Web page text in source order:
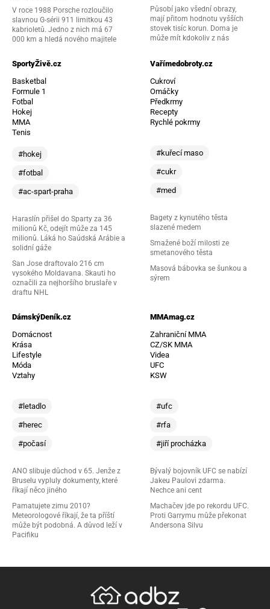
V roce 1988 Porsche rozloučilo
slavnou G-sérii 911 limitkou 43
kabrioletů. Jedno z nich má 67
000 km a hledá nového majitele
Působí jako všední obrazy,
mají přitom hodnotu vyšších
stovek tisíc korun. Doma je
může mít kdokoliv z nás
SportyŽivě.cz
Basketbal
Formule 1
Fotbal
Hokej
MMA
Tenis
#hokej
#fotbal
#ac-spart-praha
Haraslín přišel do Sparty za 36
milionů Kč, odejít může za 145
milionů. Láká ho Saúdská Arábie a
solidní gáže
San Jose draftovalo 216 cm
vysokého Moldavana. Skauti ho
označili za nejhoršího bruslaře v
draftu NHL
Vařímedobroty.cz
Cukroví
Omáčky
Předkrmy
Recepty
Rychlé pokrmy
#kuřecí maso
#cukr
#med
Bagety z kynutého těsta
slazené medem
Smažené boží milosti ze
smetanového těsta
Masová bábovka se šunkou a
sýrem
DámskýDeník.cz
Domácnost
Krása
Lifestyle
Móda
Vztahy
#letadlo
#herec
#počasí
ANO slibuje důchod v 65. Jenže z
Bruselu vypluly dokumenty, které
říkají něco jiného
Pamatujete zimu 2010?
Meteorologové říkají, že ta příští
může být podobná. A důvod leží v
Pacifiku
MMAmag.cz
Zahraniční MMA
CZ/SK MMA
Videa
UFC
KSW
#ufc
#rfa
#jiří procházka
Bývalý bojovník UFC se nabízí
Jakeu Paulovi zdarma.
Nechce ani cent
Machačev jde po rekordu UFC.
Proti Garrymu může překonat
Andersona Silvu